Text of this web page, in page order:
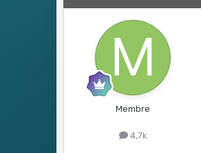
Membre
4,7k